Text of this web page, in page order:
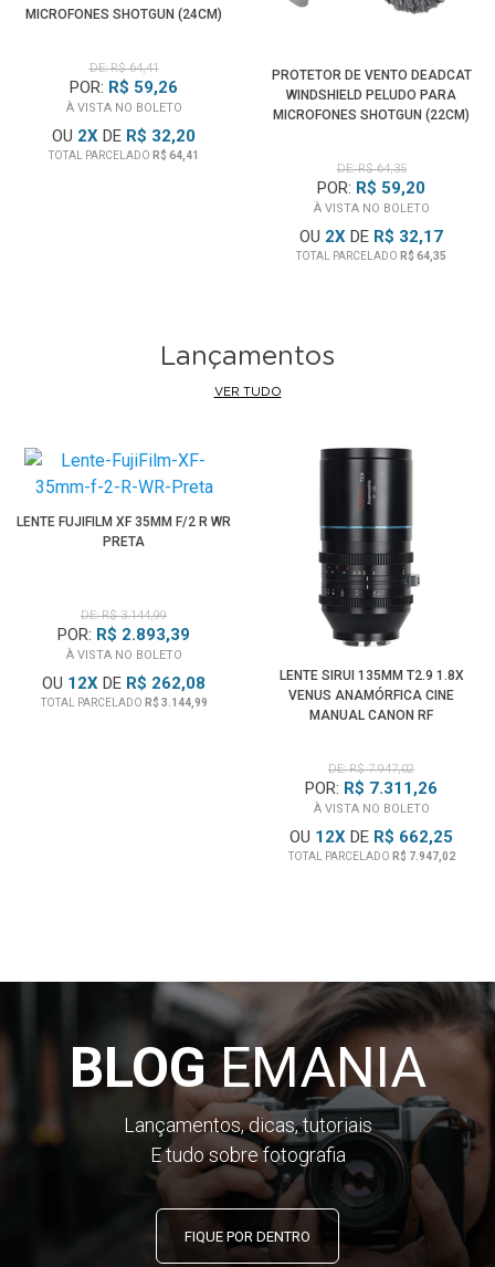
MICROFONES SHOTGUN (24CM)
DE: R$ 64,41
POR: R$ 59,26
À VISTA NO BOLETO
OU 2X DE R$ 32,20
TOTAL PARCELADO R$ 64,41
PROTETOR DE VENTO DEADCAT
WINDSHIELD PELUDO PARA
MICROFONES SHOTGUN (22CM)
DE: R$ 64,35
POR: R$ 59,20
À VISTA NO BOLETO
OU 2X DE R$ 32,17
TOTAL PARCELADO R$ 64,35
Lançamentos
VER TUDO
LENTE FUJIFILM XF 35MM F/2 R WR
PRETA
DE: R$ 3.144,99
POR: R$ 2.893,39
À VISTA NO BOLETO
OU 12X DE R$ 262,08
TOTAL PARCELADO R$ 3.144,99
LENTE SIRUI 135MM T2.9 1.8X
VENUS ANAMÓRFICA CINE
MANUAL CANON RF
DE: R$ 7.947,02
POR: R$ 7.311,26
À VISTA NO BOLETO
OU 12X DE R$ 662,25
TOTAL PARCELADO R$ 7.947,02
BLOGEMANIA
Lançamentos, dicas, tutoriais
E tudo sobre fotografia
FIQUE POR DENTRO